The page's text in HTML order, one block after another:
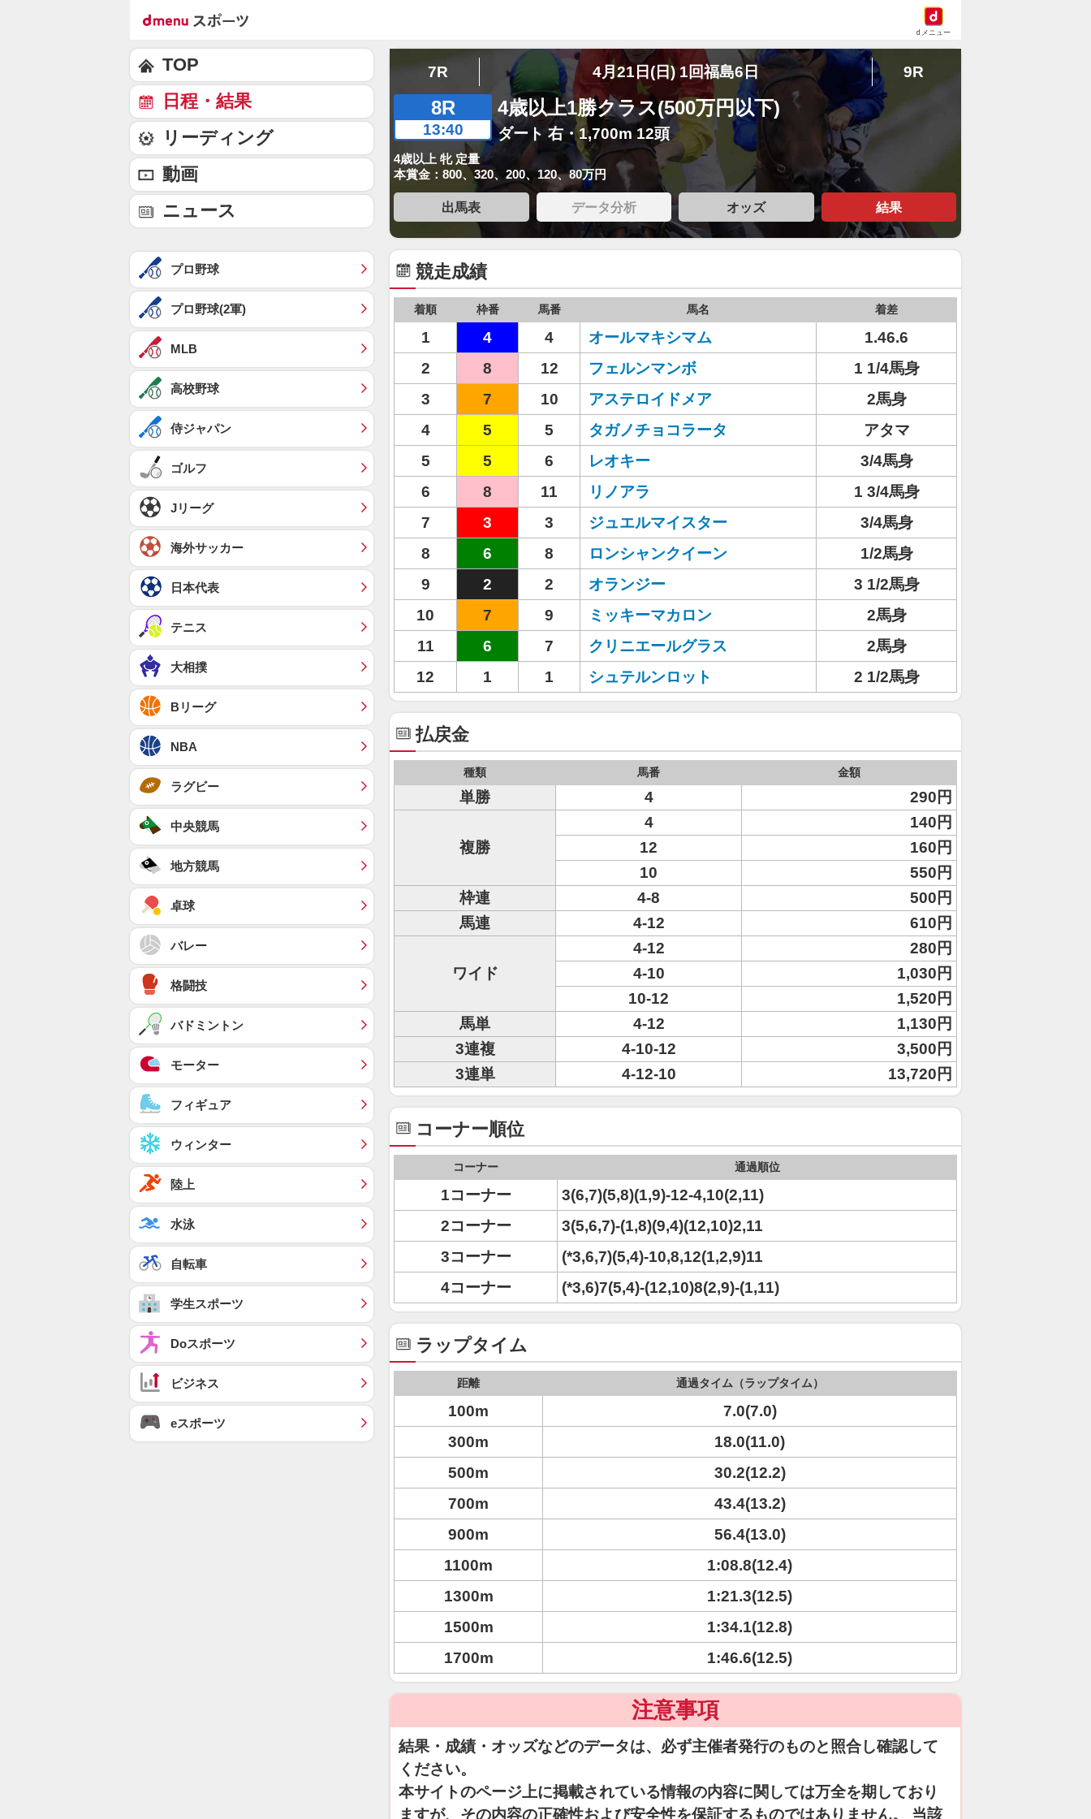
dメニュー
7R 4月21日(日) 1回福島6日 9R
8R
13:40
4歳以上1勝クラス(500万円以下)
ダート 右・1,700m 12頭
4歳以上 牝 定量
本賞金：800、320、200、120、80万円
出馬表 データ分析 オッズ 結果
競走成績
着順 枠番 馬番 馬名 着差
1 4 4 オールマキシマム
1.46.6
2
8 12 フェルンマンボ
1 1/4馬身
3
7 10 アステロイドメア
2馬身
4
5 5 タガノチョコラータ
アタマ
5
5 6 レオキー
3/4馬身
6
8 11 リノアラ
1 3/4馬身
7
3 3 ジュエルマイスター
3/4馬身
8
6 8 ロンシャンクイーン
1/2馬身
9
2 2 オランジー
3 1/2馬身
10
7 9 ミッキーマカロン
2馬身
11
6 7 クリニエールグラス
2馬身
12
1 1 シュテルンロット 2 1/2馬身
払戻金
種類 馬番 金額
単勝 4 290円
複勝
4
140円
12
160円
10
550円
枠連
4-8
500円
馬連
4-12 610円
ワイド
4-12
280円
4-10
1,030円
10-12
1,520円
馬単
4-12
1,130円
3連複
4-10-12
3,500円
3連単
4-12-10 13,720円
コーナー順位
コーナー 通過順位
1コーナー
3(6,7)(5,8)(1,9)-12-4,10(2,11)
2コーナー
3(5,6,7)-(1,8)(9,4)(12,10)2,11
3コーナー
(*3,6,7)(5,4)-10,8,12(1,2,9)11
4コーナー
(*3,6)7(5,4)-(12,10)8(2,9)-(1,11)
ラップタイム
距離 通過タイム（ラップタイム）
100m
7.0(7.0)
300m
18.0(11.0)
500m
30.2(12.2)
700m
43.4(13.2)
900m
56.4(13.0)
1100m
1:08.8(12.4)
1300m
1:21.3(12.5)
1500m
1:34.1(12.8)
1700m
1:46.6(12.5)
注意事項
結果・成績・オッズなどのデータは、必ず主催者発行のものと照合し確認して
ください。
本サイトのページ上に掲載されている情報の内容に関しては万全を期しており
ますが、その内容の正確性および安全性を保証するものではありません。 当該
TOP
日程・結果
リーディング
動画
ニュース
プロ野球
プロ野球(2軍)
MLB
高校野球
侍ジャパン
ゴルフ
Jリーグ
海外サッカー
日本代表
テニス
大相撲
Bリーグ
NBA
ラグビー
中央競馬
地方競馬
卓球
バレー
格闘技
バドミントン
モーター
フィギュア
ウィンター
陸上
水泳
自転車
学生スポーツ
Doスポーツ
ビジネス
eスポーツ